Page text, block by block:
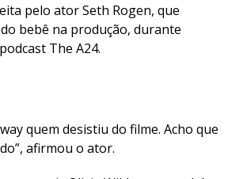
pelo ator Seth Rogen, que
bebê na produção, durante
The A24.
quem desistiu do filme. Acho que
afirmou o ator.